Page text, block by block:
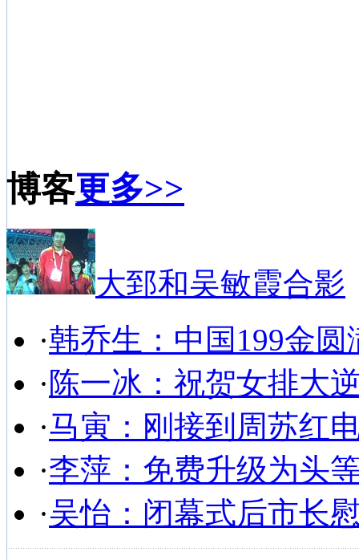
博客更多>>
大郅和吴敏霞合影
·韩乔生：中国199金圆
·陈一冰：祝贺女排大
·马寅：刚接到周苏红
·李萍：免费升级为头
·吴怡：闭幕式后市长